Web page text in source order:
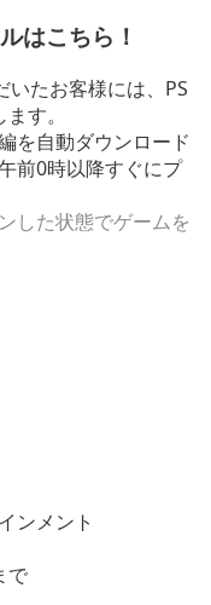
はこちら！
たお客様には、PS
す。
を自動ダウンロード
前0時以降すぐにプ
た状態でゲームを
ンメント
で